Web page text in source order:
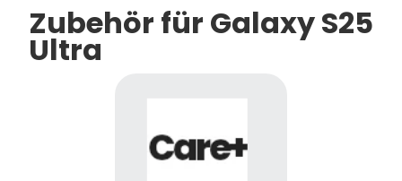
Zubehör für Galaxy S25
Ultra